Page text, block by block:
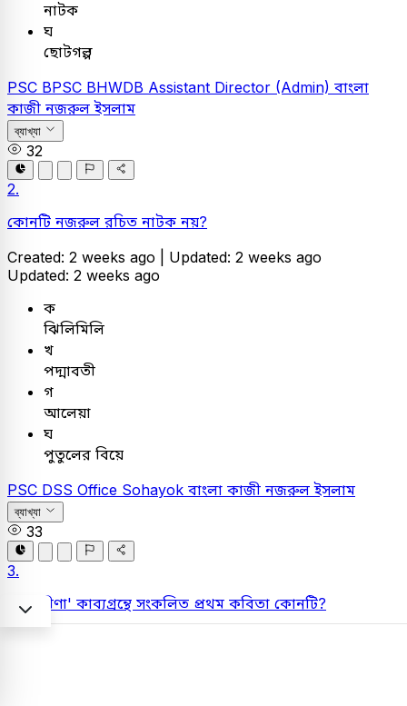
নাটক
ঘ
ছোটগল্প
PSC BPSC BHWDB Assistant Director (Admin) বাংলা
কাজী নজরুল ইসলাম
ব্যাখ্যা
32
2.
কোনটি নজরুল রচিত নাটক নয়?
Created: 2 weeks ago | Updated: 2 weeks ago
Updated: 2 weeks ago
ক
ঝিলিমিলি
খ
পদ্মাবতী
গ
আলেয়া
ঘ
পুতুলের বিয়ে
PSC DSS Office Sohayok বাংলা কাজী নজরুল ইসলাম
ব্যাখ্যা
33
3.
'অগ্নিবীণা' কাব্যগ্রন্থে সংকলিত প্রথম কবিতা কোনটি?